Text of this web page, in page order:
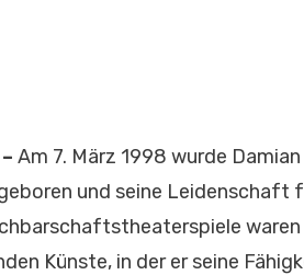
Am 7. März 1998 wurde
und seine Leidenschaft
waren
Künste, in der er seine